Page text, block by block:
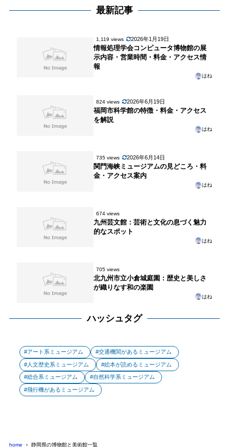
最新記事
1,119 views 2026年1月19日
情報処理学会コンピュータ博物館の展
示内容・営業時間・料金・アクセス情
報
はね
824 views 2026年6月19日
福岡市科学館の特徴・料金・アクセス
を解説
はね
735 views 2026年6月14日
関門海峡ミュージアムの見どころ・料
金・アクセス案内
はね
674 views
九州芸文館：芸術と文化の息づく魅力
的なスポット
はね
705 views
北九州市立小倉城庭園：歴史と美しさ
が織りなす和の楽園
はね
ハッシュタグ
アート系ミュージアム 交通機関があるミュージアム
人文歴史系ミュージアム 絵本が読めるミュージアム
総合系ミュージアム 自然科学系ミュージアム
飛行機があるミュージアム
home 静岡県の博物館と美術館一覧